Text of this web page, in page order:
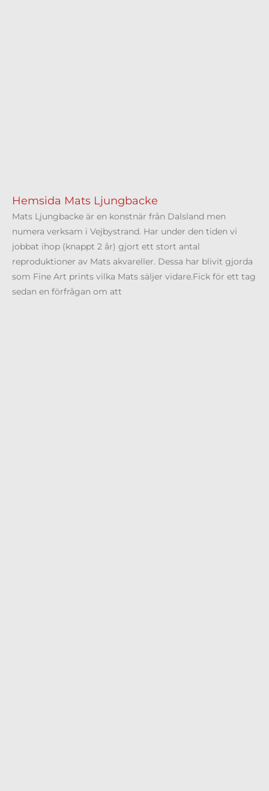
Hemsida Mats Ljungbacke
Mats Ljungbacke är en konstnär från Dalsland men
numera verksam i Vejbystrand. Har under den tiden vi
jobbat ihop (knappt 2 år) gjort ett stort antal
reproduktioner av Mats akvareller. Dessa har blivit gjorda
som Fine Art prints vilka Mats säljer vidare.Fick för ett tag
sedan en förfrågan om att